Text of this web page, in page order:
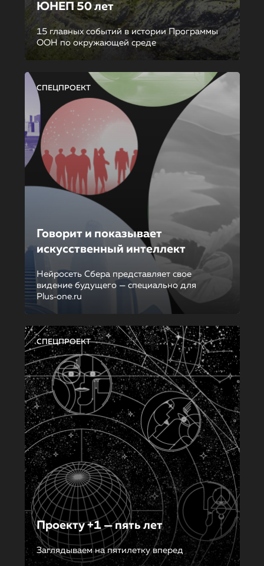
ЮНЕП 50 лет
15 главных событий в истории Программы
ООН по окружающей среде
СПЕЦПРОЕКТ
Говорит и показывает
искусственный интеллект
Нейросеть Сбера представляет свое
видение будущего — специально для
Plus‑one.ru
СПЕЦПРОЕКТ
Проекту +1 — пять лет
Заглядываем на пятилетку вперед